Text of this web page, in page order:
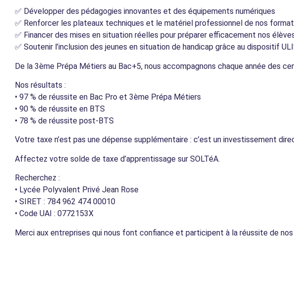
✅ Développer des pédagogies innovantes et des équipements numériques
✅ Renforcer les plateaux techniques et le matériel professionnel de nos
✅ Financer des mises en situation réelles pour préparer efficacement nos
✅ Soutenir l’inclusion des jeunes en situation de handicap grâce au dispositif
De la 3ème Prépa Métiers au Bac+5, nous accompagnons chaque année des
Nos résultats :
• 97 % de réussite en Bac Pro et 3ème Prépa Métiers
• 90 % de réussite en BTS
• 78 % de réussite post-BTS
Votre taxe n’est pas une dépense supplémentaire : c’est un investissement
Affectez votre solde de taxe d’apprentissage sur SOLTéA.
Recherchez :
• Lycée Polyvalent Privé Jean Rose
• SIRET : 784 962 474 00010
• Code UAI : 0772153X
Merci aux entreprises qui nous font confiance et participent à la réussite de nos